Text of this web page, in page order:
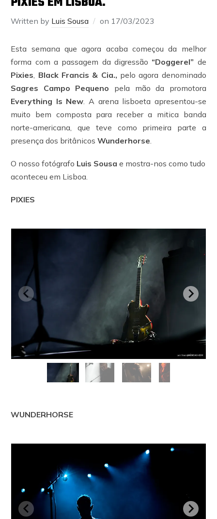
Written by Luis Sousa on 17/03/2023
Esta semana que agora acaba começou da melhor
forma com a passagem da digressão “Doggerel” de
Pixies, Black Francis & Cia., pelo agora denominado
Sagres Campo Pequeno pela mão da promotora
Everything Is New. A arena lisboeta apresentou-se
muito bem composta para receber a mitica banda
norte-americana, que teve como primeira parte a
presença dos britânicosWunderhorse.
O nosso fotógrafo Luis Sousa e mostra-nos como tudo
aconteceu em Lisboa.
PIXIES
WUNDERHORSE